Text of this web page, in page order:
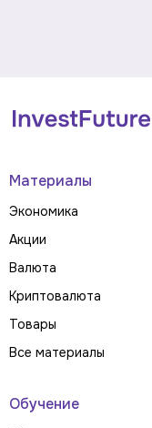
Материалы
Экономика
Акции
Валюта
Криптовалюта
Товары
Все материалы
Обучение